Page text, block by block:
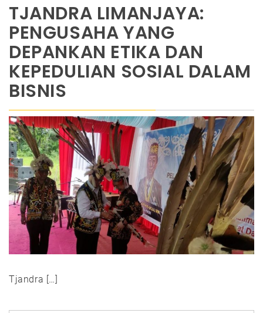
TJANDRA LIMANJAYA:
PENGUSAHA YANG
DEPANKAN ETIKA DAN
KEPEDULIAN SOSIAL DALAM
BISNIS
Tjandra […]